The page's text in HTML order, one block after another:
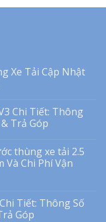
Xe Tải Cập Nhật
Chi Tiết: Thông
Trả Góp
thùng xe tải 2.5
Chi Phí Vận
Tiết: Thông Số
Góp